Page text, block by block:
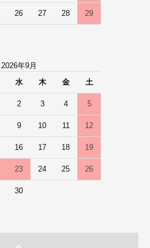
26 27 28 29
2026年9月
水 木 金 土
2 3 4 5
9 10 11 12
16 17 18 19
23 24 25 26
30